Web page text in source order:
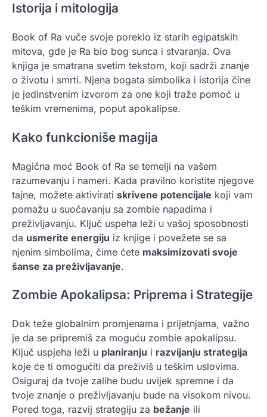
Istorija i mitologija
Book of Ra vuče svoje poreklo iz starih egipatskih
mitova, gde je Ra bio bog sunca i stvaranja. Ova
knjiga je smatrana svetim tekstom, koji sadrži znanje
o životu i smrti. Njena bogata simbolika i istorija čine
je jedinstvenim izvorom za one koji traže pomoć u
teškim vremenima, poput apokalipse.
Kako funkcioniše magija
Magična moć Book of Ra se temelji na vašem
razumevanju i nameri. Kada pravilno koristite njegove
tajne, možete aktivirati skrivene potencijale koji vam
pomažu u suočavanju sa zombie napadima i
preživljavanju. Ključ uspeha leži u vašoj sposobnosti
da usmerite energiju iz knjige i povežete se sa
njenim simbolima, čime ćete maksimizovati svoje
šanse za preživljavanje.
Zombie Apokalipsa: Priprema i Strategije
Dok teže globalnim promjenama i prijetnjama, važno
je da se pripremiš za moguću zombie apokalipsu.
Ključ uspjeha leži u planiranju i razvijanju strategija
koje će ti omogućiti da preživiš u teškim uslovima.
Osiguraj da tvoje zalihe budu uvijek spremne i da
tvoje znanje o preživljavanju bude na visokom nivou.
Pored toga, razvij strategiju za bežanje ili